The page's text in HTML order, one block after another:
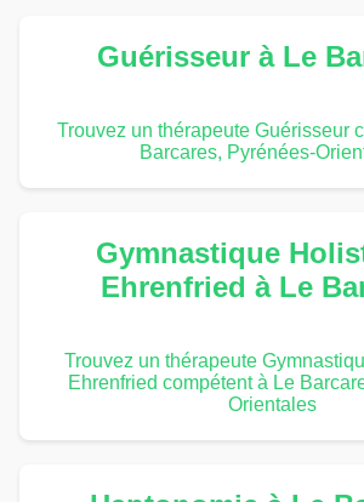
Guérisseur à Le
Trouvez un thérapeute Guérisseur
Barcares, Pyrénées-
Gymnastique
Ehrenfried à Le
Trouvez un thérapeute
Ehrenfried compétent à Le
Orientales